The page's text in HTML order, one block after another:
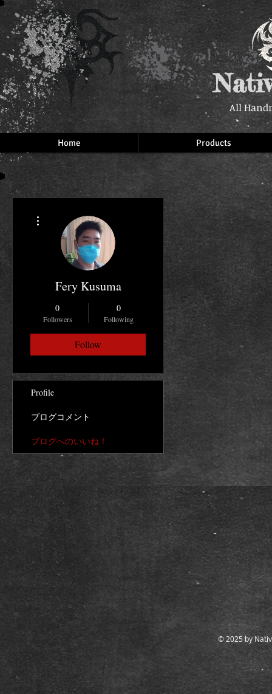
All
Home Products
Fery Kusuma
0
Followers
0
Following
Follow
Profile
ブログコメント
ブログへのいいね！
© 2025 by